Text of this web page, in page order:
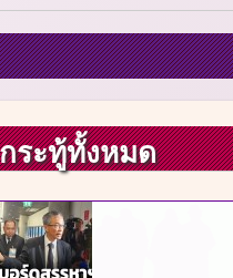
ระทู้ทั้งหมด